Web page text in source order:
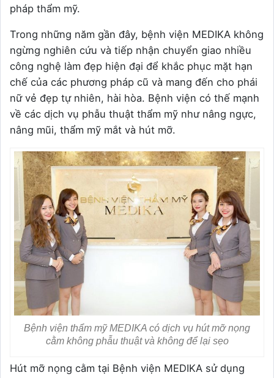
pháp thẩm mỹ.
Trong những năm gần đây, bệnh viện MEDIKA không
ngừng nghiên cứu và tiếp nhận chuyển giao nhiều
công nghệ làm đẹp hiện đại để khắc phục mặt hạn
chế của các phương pháp cũ và mang đến cho phái
nữ vẻ đẹp tự nhiên, hài hòa. Bệnh viện có thế mạnh
về các dịch vụ phẫu thuật thẩm mỹ như nâng ngực,
nâng mũi, thẩm mỹ mắt và hút mỡ.
Bệnh viện thẩm mỹ MEDIKA có dịch vụ hút mỡ nọng
cằm không phẫu thuật và không để lại sẹo
Hút mỡ nọng cằm tại Bệnh viện MEDIKA sử dụng